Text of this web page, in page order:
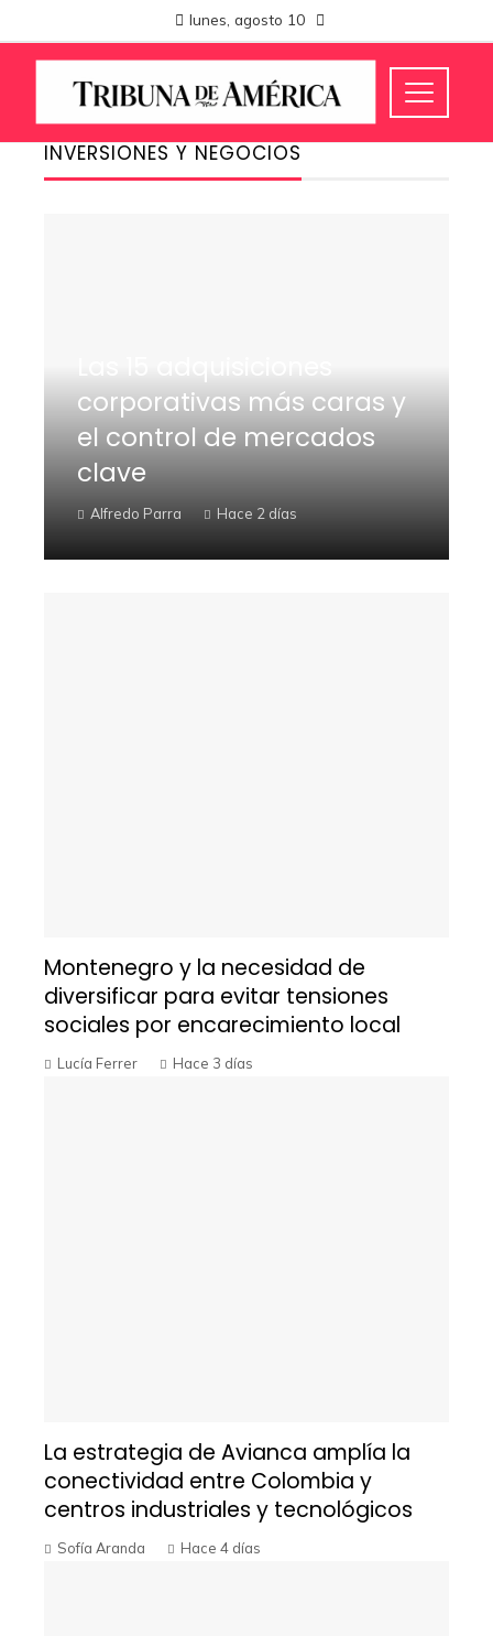
lunes, agosto 10
INVERSIONES Y NEGOCIOS
corporativas más caras y
el control de mercados
clave
Alfredo Parra Hace 2 días
Montenegro y la necesidad de
diversificar para evitar tensiones
sociales por encarecimiento local
Lucía Ferrer Hace 3 días
La estrategia de Avianca amplía la
conectividad entre Colombia y
centros industriales y tecnológicos
Sofía Aranda Hace 4 días